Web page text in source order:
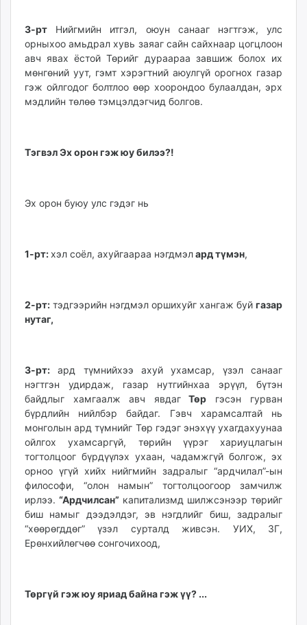
3-рт Нийгмийн итгэл, оюун санааг нэгтгэж, улс
орныхоо амьдрал хувь заяаг сайн сайхнаар цогцлоон
авч явах ёстой Төрийг дураараа завшиж болох их
мөнгөний уут, гэмт хэрэгтний аюулгүй орогнох газар
гэж ойлгодог болтлоо өөр хоорондоо булаалдан, эрх
мэдлийн төлөө тэмцэлдэгчид болгов.
Тэгвэл Эх орон гэж юу билээ?!
Эх орон буюу улс гэдэг нь
1-рт:хэл соёл, ахуйгаараа нэгдмэлард түмэн,
2-рт: тэдгээрийн нэгдмэл оршихуйг хангаж буй газар
нутаг,
3-рт: ард түмнийхээ ахуй ухамсар, үзэл санааг
нэгтгэн удирдаж, газар нутгийнхаа эрүүл, бүтэн
байдлыг хамгаалж авч явдаг Төр гэсэн гурван
бүрдлийн нийлбэр байдаг. Гэвч харамсалтай нь
монголын ард түмнийг Төр гэдэг энэхүү ухагдахуунаа
ойлгох ухамсаргүй, төрийн үүрэг хариуцлагын
тогтолцоог бүрдүүлэх ухаан, чадамжгүй болгож, эх
орноо үгүй хийх нийгмийн задралыг “ардчилал”-ын
философи, “олон намын” тогтолцоогоор замчилж
ирлээ. “Ардчилсан” капитализмд шилжсэнээр төрийг
биш намыг дээдэлдэг, эв нэгдлийг биш, задралыг
“хөөрөгддөг” үзэл сурталд живсэн. УИХ, ЗГ,
Ерөнхийлөгчөө сонгочихоод,
Төргүй гэж юу яриад байна гэж үү? ...